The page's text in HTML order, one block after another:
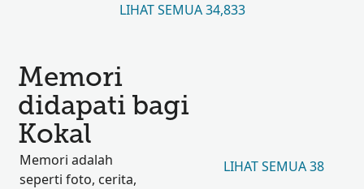
LIHAT SEMUA 34,833
Memori
didapati bagi
Kokal
Memori adalah
seperti foto, cerita,
LIHAT SEMUA 38